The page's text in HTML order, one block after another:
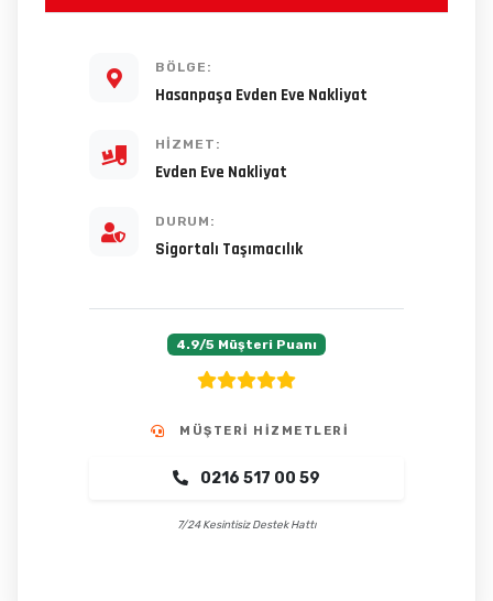
BÖLGE:
Hasanpaşa Evden Eve Nakliyat
HIZMET:
Evden Eve Nakliyat
DURUM:
Sigortalı Taşımacılık
4.9/5 Müşteri Puanı
MÜŞTERI HIZMETLERI
0216 517 00 59
7/24 Kesintisiz Destek Hattı